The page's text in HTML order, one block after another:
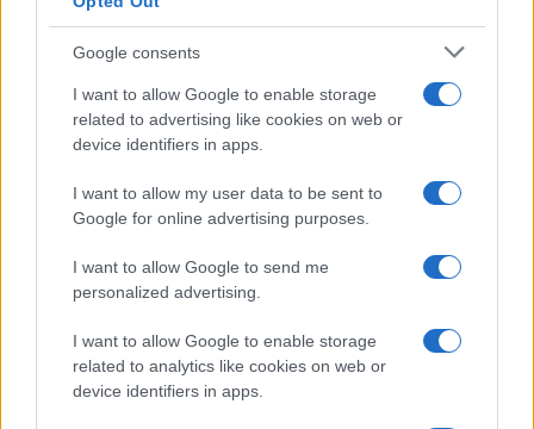
Google consents
I want to allow Google to enable storage
related to advertising like cookies on web or
device identifiers in apps.
I want to allow my user data to be sent to
Google for online advertising purposes.
I want to allow Google to send me
personalized advertising.
I want to allow Google to enable storage
related to analytics like cookies on web or
device identifiers in apps.
Sigue leyendo